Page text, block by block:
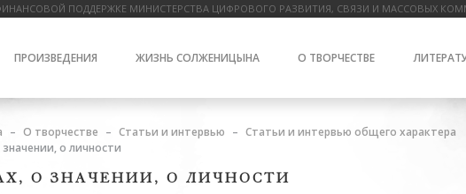
ПОДДЕРЖКЕ МИНИСТЕРСТВА ЦИФРОВОГО РАЗВИТИЯ, СВЯЗИ И МАССОВЫХ
ПРОИЗВЕДЕНИЯ ЖИЗНЬ СОЛЖЕНИЦЫНА О ТВОРЧЕСТВЕ
О творчестве Статьи и интервью
Статьи и интервью общего характера
о личности
О ЗНАЧЕНИИ, О ЛИЧНОСТИ